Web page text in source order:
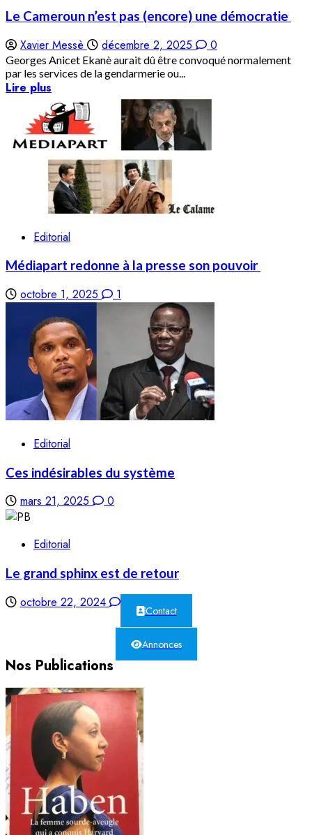
Le Cameroun n’est pas (encore) une démocratie
Xavier Messè décembre 2, 2025 0
Georges Anicet Ekanè aurait dû être convoqué normalement
par les services de la gendarmerie ou...
Lire plus
Editorial
Médiapart redonne à la presse son pouvoir
octobre 1, 2025 1
Editorial
Ces indésirables du système
mars 21, 2025 0
Editorial
Le grand sphinx est de retour
octobre 22, 2024
Contact
Annonces
Nos Publications